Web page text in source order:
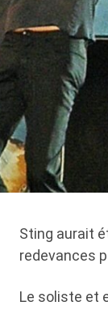
Sting aurait
redevances
Le soliste et